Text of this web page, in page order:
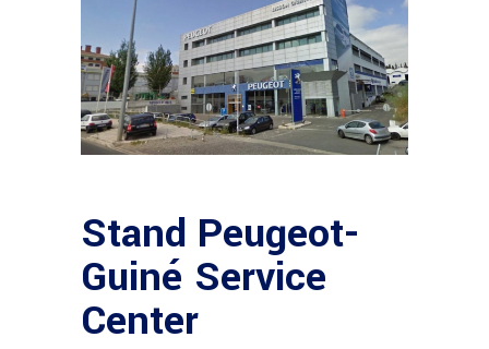
Stand Peugeot-
Guiné Service
Center